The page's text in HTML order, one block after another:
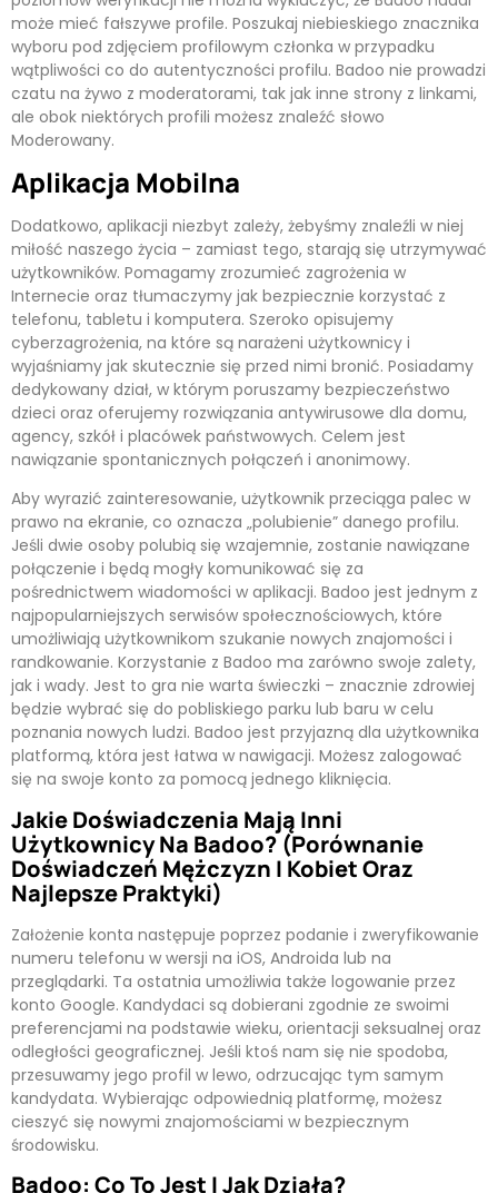
może mieć fałszywe profile. Poszukaj niebieskiego znacznika
wyboru pod zdjęciem profilowym członka w przypadku
wątpliwości co do autentyczności profilu. Badoo nie prowadzi
czatu na żywo z moderatorami, tak jak inne strony z linkami,
ale obok niektórych profili możesz znaleźć słowo
Moderowany.
Aplikacja Mobilna
Dodatkowo, aplikacji niezbyt zależy, żebyśmy znaleźli w niej
miłość naszego życia – zamiast tego, starają się utrzymywać
użytkowników. Pomagamy zrozumieć zagrożenia w
Internecie oraz tłumaczymy jak bezpiecznie korzystać z
telefonu, tabletu i komputera. Szeroko opisujemy
cyberzagrożenia, na które są narażeni użytkownicy i
wyjaśniamy jak skutecznie się przed nimi bronić. Posiadamy
dedykowany dział, w którym poruszamy bezpieczeństwo
dzieci oraz oferujemy rozwiązania antywirusowe dla domu,
agency, szkół i placówek państwowych. Celem jest
nawiązanie spontanicznych połączeń i anonimowy.
Aby wyrazić zainteresowanie, użytkownik przeciąga palec w
prawo na ekranie, co oznacza „polubienie” danego profilu.
Jeśli dwie osoby polubią się wzajemnie, zostanie nawiązane
połączenie i będą mogły komunikować się za
pośrednictwem wiadomości w aplikacji. Badoo jest jednym z
najpopularniejszych serwisów społecznościowych, które
umożliwiają użytkownikom szukanie nowych znajomości i
randkowanie. Korzystanie z Badoo ma zarówno swoje zalety,
jak i wady. Jest to gra nie warta świeczki – znacznie zdrowiej
będzie wybrać się do pobliskiego parku lub baru w celu
poznania nowych ludzi. Badoo jest przyjazną dla użytkownika
platformą, która jest łatwa w nawigacji. Możesz zalogować
się na swoje konto za pomocą jednego kliknięcia.
Jakie Doświadczenia Mają Inni
Użytkownicy Na Badoo? (porównanie
Doświadczeń Mężczyzn I Kobiet Oraz
Najlepsze Praktyki)
Założenie konta następuje poprzez podanie i zweryfikowanie
numeru telefonu w wersji na iOS, Androida lub na
przeglądarki. Ta ostatnia umożliwia także logowanie przez
konto Google. Kandydaci są dobierani zgodnie ze swoimi
preferencjami na podstawie wieku, orientacji seksualnej oraz
odległości geograficznej. Jeśli ktoś nam się nie spodoba,
przesuwamy jego profil w lewo, odrzucając tym samym
kandydata. Wybierając odpowiednią platformę, możesz
cieszyć się nowymi znajomościami w bezpiecznym
środowisku.
Badoo: Co To Jest I Jak Działa?